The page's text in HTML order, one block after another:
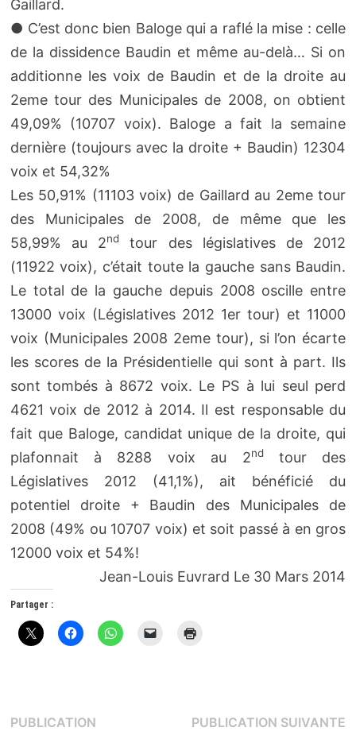
Gaillard.
● C’est donc bien Baloge qui a raflé la mise : celle
de la dissidence Baudin et même au-delà… Si on
additionne les voix de Baudin et de la droite au
2eme tour des Municipales de 2008, on obtient
49,09% (10707 voix). Baloge a fait la semaine
dernière (toujours avec la droite + Baudin) 12304
voix et 54,32%
Les 50,91% (11103 voix) de Gaillard au 2eme tour
des Municipales de 2008, de même que les
58,99% au 2nd
tour des législatives de 2012
(11922 voix), c’était toute la gauche sans Baudin.
Le total de la gauche depuis 2008 oscille entre
13000 voix (Législatives 2012 1er tour) et 11000
voix (Municipales 2008 2eme tour), si l’on écarte
les scores de la Présidentielle qui sont à part. Ils
sont tombés à 8672 voix. Le PS à lui seul perd
4621 voix de 2012 à 2014. Il est responsable du
fait que Baloge, candidat unique de la droite, qui
plafonnait à 8288 voix au 2ndtour des
Législatives 2012 (41,1%), ait bénéficié du
potentiel droite + Baudin des Municipales de
2008 (49% ou 10707 voix) et soit passé à en gros
12000 voix et 54%!
Jean-Louis Euvrard Le 30 Mars 2014
Partager :
Navigation
PUBLICATION PUBLICATION SUIVANTE